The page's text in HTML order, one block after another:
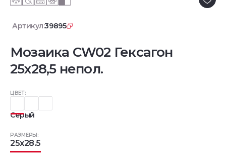
Артикул:39895
Мозаика CW02 Гексагон
25x28,5 непол.
ЦВЕТ:
Серый
РАЗМЕРЫ:
25x28.5